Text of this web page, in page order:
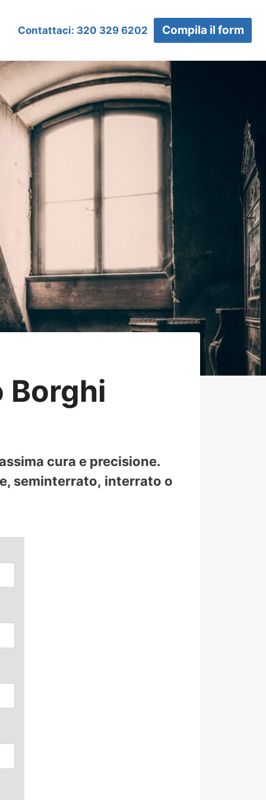
Contattaci: 320 329 6202 Compila il form
Borghi
cura e precisione.
seminterrato, interrato o